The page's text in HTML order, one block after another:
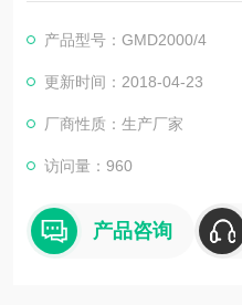
磨磨头，使物料可以先经过胶
将物料分散乳化均质。胶体磨
产品型号：GMD2000/4
更新时间：2018-04-23
厂商性质：生产厂家
访问量：960
产品咨询